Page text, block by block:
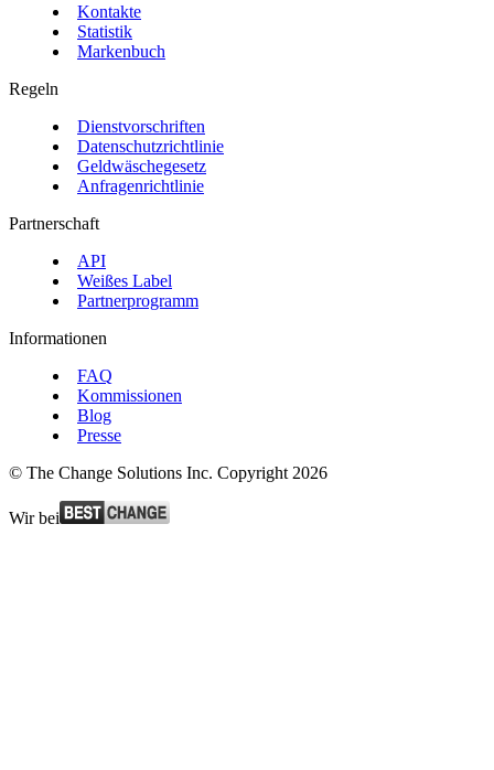
Kontakte
Statistik
Markenbuch
Regeln
Dienstvorschriften
Datenschutzrichtlinie
Geldwäschegesetz
Anfragenrichtlinie
Partnerschaft
API
Weißes Label
Partnerprogramm
Informationen
FAQ
Kommissionen
Blog
Presse
© The Change Solutions Inc. Copyright 2026
Wir bei